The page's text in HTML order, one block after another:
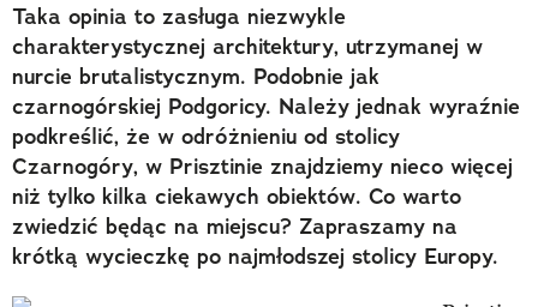
Taka opinia to zasługa niezwykle
charakterystycznej architektury, utrzymanej w
nurcie brutalistycznym. Podobnie jak
czarnogórskiej Podgoricy. Należy jednak wyraźnie
podkreślić, że w odróżnieniu od stolicy
Czarnogóry, w Prisztinie znajdziemy nieco więcej
niż tylko kilka ciekawych obiektów. Co warto
zwiedzić będąc na miejscu? Zapraszamy na
krótką wycieczkę po najmłodszej stolicy Europy.